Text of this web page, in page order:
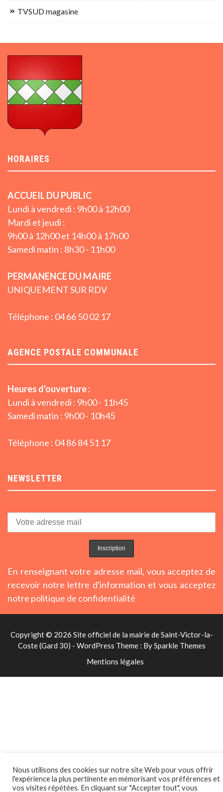
TVSUD magasine
HORAIRES
ACCUEIL DU PUBLIC
Lundi à vendredi : 9h00 à 12h00
Mardi et jeudi :
9h00 à 12h00 et 14h00 à 17h00
Samedi matin : 8h30 - 11h00
PERMANENCE DU MAIRE
UNIQUEMENT SUR RDV
Téléphone : 04 66 50 02 17
AGENCE POSTALE COMMUNALE
Heures d'ouverture :
Lundi à vendredi : 9h00 - 11h45
Samedi matin : 9h00 - 10h45
Téléphone : 04 86 84 51 17
NEWSLETTER
En renseignant votre adresse mail, vous acceptez de
recevoir notre lettre d'information et vous acceptez
notre politique de confidentialité
Copyright © 2026 Site officiel de la mairie de Saint-Victor-la-
Coste (Gard 30) - WordPress Theme : BySparkle Themes
Mentions légales
Nous utilisons des cookies sur notre site Web pour vous offrir
l'expérience la plus pertinente en mémorisant vos préférences et
vos visites répétées. En cliquant sur "Accepter tout", vous